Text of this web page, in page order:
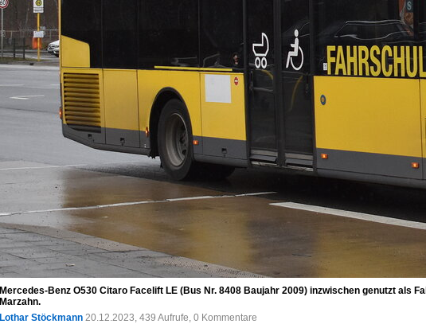
Mercedes-Benz O530 Citaro Facelift LE (Bus Nr. 8408 Baujahr 2009) inzwischen genutzt als
Marzahn.
Lothar Stöckmann 20.12.2023, 439 Aufrufe, 0 Kommentare